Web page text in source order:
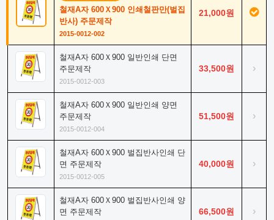
철재A자 600Ｘ900 인쇄철판만(벌집
반사) 주문제작
2015-0012-002
21,000원
철재A자 600Ｘ900 일반인쇄 단면
주문제작
2015-0012-003
33,500원 ›
철재A자 600Ｘ900 일반인쇄 양면
주문제작
2015-0012-004
51,500원 ›
철재A자 600Ｘ900 벌집반사인쇄 단
면 주문제작
2015-0012-005
40,000원 ›
철재A자 600Ｘ900 벌집반사인쇄 양
면 주문제작
66,500원 ›